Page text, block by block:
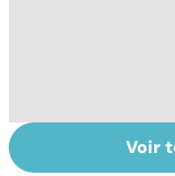
Tout savoir
Voir